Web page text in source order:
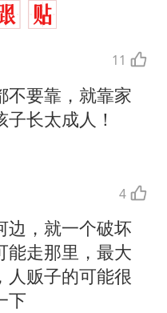
11
不要靠，就靠家
长太成人！
4
边，就一个破坏
能走那里，最大
人贩子的可能很
下